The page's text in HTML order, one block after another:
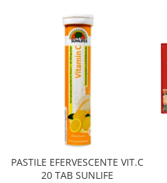
PASTILE EFERVESCENTE VIT.C
20 TAB SUNLIFE